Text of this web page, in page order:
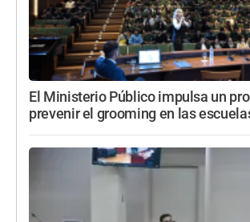
El Ministerio Público impulsa un
prevenir el grooming en las